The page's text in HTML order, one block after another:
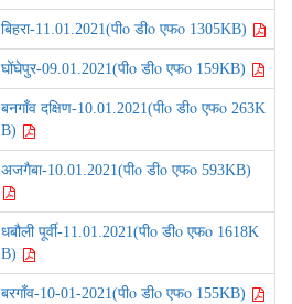
बिहरा-11.01.2021(पीo डीo एफo 1305KB)
घोंघेपुर-09.01.2021(पीo डीo एफo 159KB)
बनगाँव दक्षिण-10.01.2021(पीo डीo एफo 263K
B)
अजगैबा-10.01.2021(पीo डीo एफo 593KB)
धबौली पूर्वी-11.01.2021(पीo डीo एफo 1618K
B)
बरगाँव-10-01-2021(पीo डीo एफo 155KB)